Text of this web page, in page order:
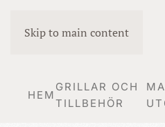
Skip to main content
HEM
GRILLAR OCH
TILLBEHÖR